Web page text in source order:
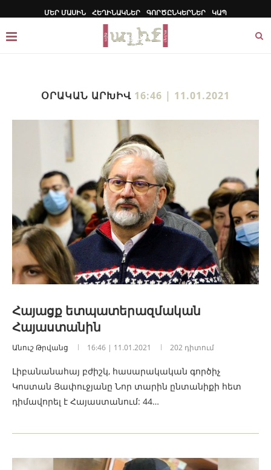
ՄԵՐ ՄԱՍԻՆ ՀԵՂԻՆԱԿՆԵՐ ԳՈՐԾԸՆԿԵՐՆԵՐ ԿԱՊ
ՕՐԱԿԱՆ ԱՐԽԻՎ 16:46 | 11.01.2021
Հայացք ետպատերազմական
Հայաստանին
Անուշ Թրվանց 16:46 | 11.01.2021 202 դիտում
Լիբանանահայ բժիշկ, հասարակական գործիչ
Կոստան Յափուջյանը Նոր տարին ընտանիքի հետ
դիմավորել է Հայաստանում: 44…